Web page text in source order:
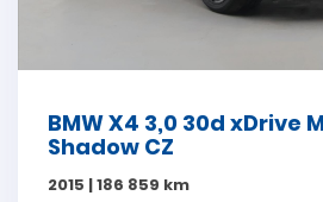
BMW X4 3,0 30d xDrive
Shadow CZ
2015 | 186 859 km